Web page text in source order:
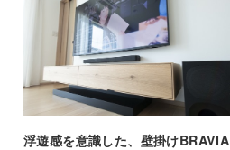
浮遊感を意識した、壁掛けBRAVIA